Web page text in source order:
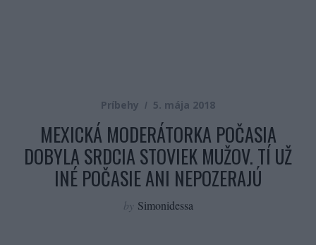
Príbehy 5. mája 2018
MEXICKÁ MODERÁTORKA POČASIA
DOBYLA SRDCIA STOVIEK MUŽOV. TÍ UŽ
INÉ POČASIE ANI NEPOZERAJÚ
by Simonidessa